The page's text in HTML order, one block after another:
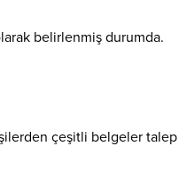
belirlenmiş durumda.
çeşitli belgeler talep